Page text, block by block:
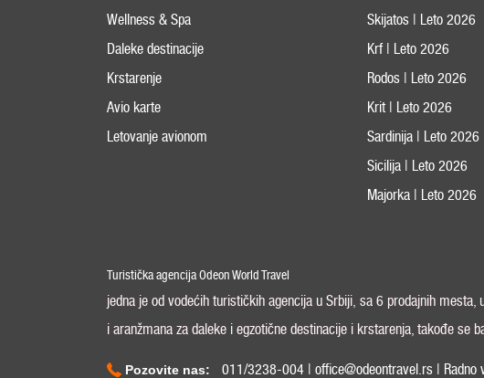
Wellness & Spa
Daleke destinacije
Krstarenje
Avio karte
Letovanje avionom
Skijatos | Leto 2026
Krf | Leto 2026
Rodos | Leto 2026
Krit | Leto 2026
Sardinija | Leto 2026
Sicilija | Leto 2026
Majorka | Leto 2026
Turistička agencija Odeon World Travel
jedna je od vodećih turističkih agencija u Srbiji, sa 6 prodajnih mesta,
i aranžmana za daleke i egzotične destinacije i krstarenja, takođe
Pozovite nas: 011/3238-004 | office@odeontravel.rs |